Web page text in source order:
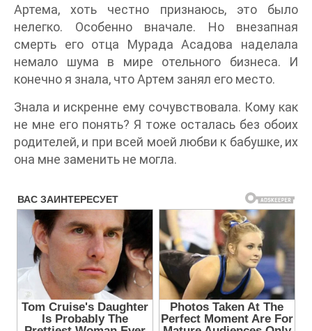
Артема, хоть честно признаюсь, это было
нелегко. Особенно вначале. Но внезапная
смерть его отца Мурада Асадова наделала
немало шума в мире отельного бизнеса. И
конечно я знала, что Артем занял его место.
Знала и искренне ему сочувствовала. Кому как
не мне его понять? Я тоже осталась без обоих
родителей, и при всей моей любви к бабушке, их
она мне заменить не могла.